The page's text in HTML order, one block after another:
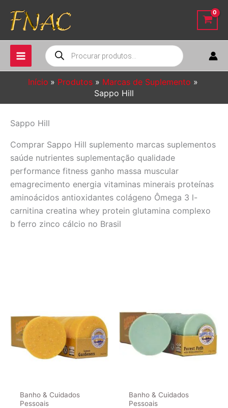
para
conteúdo
Pesquisar
produtos
Início Produtos
Marcas de Suplemento
Sappo Hill
Sappo Hill
Comprar Sappo Hill suplemento marcas suplementos
saúde nutrientes suplementação qualidade
performance fitness ganho massa muscular
emagrecimento energia vitaminas minerais proteínas
aminoácidos antioxidantes colágeno Ômega 3 l-
carnitina creatina whey protein glutamina complexo
b ferro zinco cálcio no Brasil
Banho & Cuidados
Pessoais
Banho & Cuidados
Pessoais